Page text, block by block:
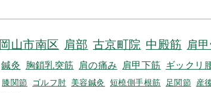
岡山市南区 肩部 古京町院 中殿筋 肩
鍼灸 胸鎖乳突筋 肩の痛み 肩甲下筋 ギックリ
膝関節 ゴルフ肘 美容鍼灸 短橈側手根筋 足関節 産